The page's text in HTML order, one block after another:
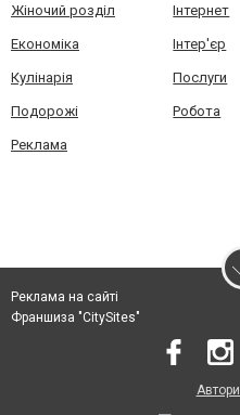
Жіночий розділ Інтернет
Економіка Інтер'єр
Кулінарія Послуги
Подорожі Робота
Реклама
Реклама на сайті
Франшиза "CitySites"